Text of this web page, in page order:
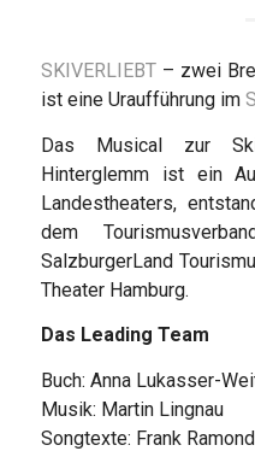
SKIVERLIEBT – zwei
ist eine Uraufführung im
Das Musical zur
Hinterglemm ist ein
Landestheaters,
dem
SalzburgerLand
Theater Hamburg.
Das Leading Team
Buch: Anna Lukasser-
Musik: Martin Lingnau
Songtexte: Frank Ramond